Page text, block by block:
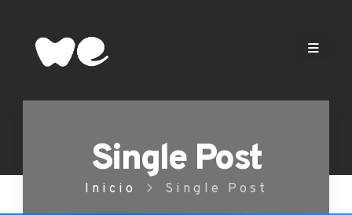
Single Post
Inicio Single Post